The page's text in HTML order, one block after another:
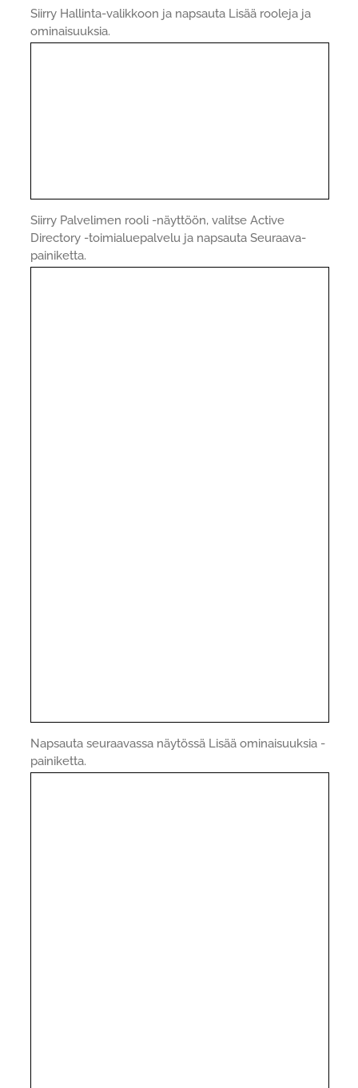
Siirry Hallinta-valikkoon ja napsauta Lisää rooleja ja
ominaisuuksia.
Siirry Palvelimen rooli -näyttöön, valitse Active
Directory -toimialuepalvelu ja napsauta Seuraava-
painiketta.
Napsauta seuraavassa näytössä Lisää ominaisuuksia -
painiketta.